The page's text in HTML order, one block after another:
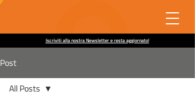
Iscriviti alla nostra Newsletter e resta aggiornato!
Post
All Posts